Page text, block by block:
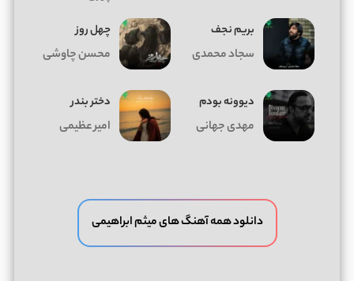
بریم نجف
سجاد محمدی
چهل روز
محسن چاوشی
دیوونه بودم
مهدی جهانی
دختر بندر
امیر عظیمی
دانلود همه آهنگ های میثم ابراهیمی